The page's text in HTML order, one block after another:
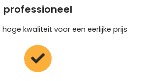
professioneel
hoge kwaliteit voor een eerlijke prijs